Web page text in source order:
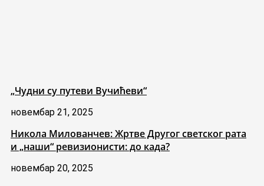
„Чудни су путеви Вучићеви“
новембар 21, 2025
Никола Милованчев: Жртве Другог светског рата
и „наши“ ревизионисти: до када?
новембар 20, 2025